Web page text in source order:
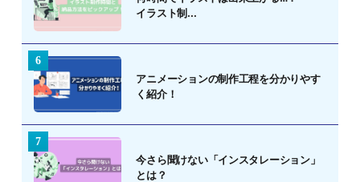
イラスト制...
アニメーションの制作工程を分かりやす
く紹介！
今さら聞けない「インスタレーション」
とは？